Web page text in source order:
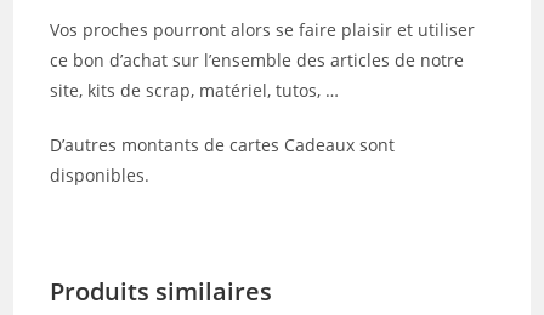
Vos proches pourront alors se faire plaisir et utiliser
ce bon d’achat sur l’ensemble des articles de notre
site, kits de scrap, matériel, tutos, …
D’autres montants de cartes Cadeaux sont
disponibles.
Produits similaires